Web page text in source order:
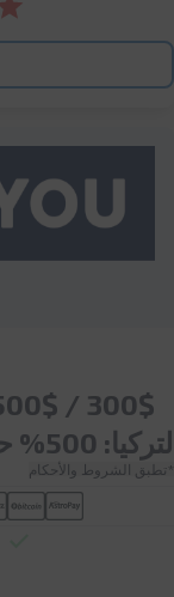
لتركيا: 500% حتى 1800$ + 290 لفة مجانية)
*تطبق الشروط والأحكام